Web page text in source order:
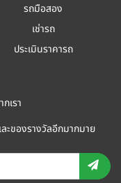
รถมือสอง
เช่ารถ
ประเมินราคารถ
เรา
ะของรางวัลอีกมากมาย